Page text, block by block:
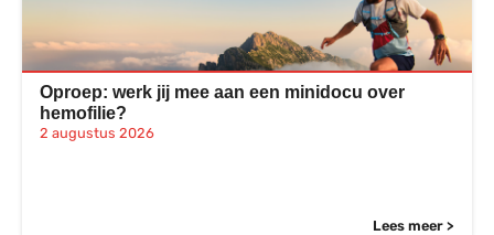
Oproep: werk jij mee aan een minidocu over
hemofilie?
2 augustus 2026
Lees meer >